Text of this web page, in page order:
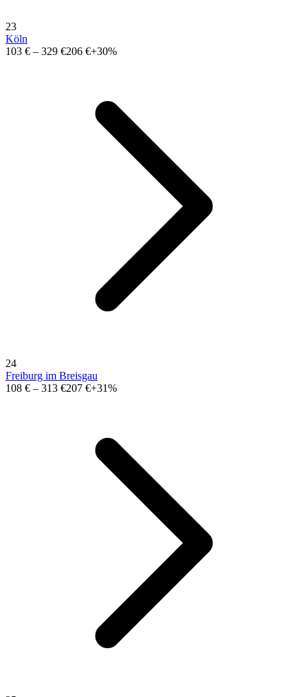
23
Köln
103 € – 329 €206 €+30%
24
Freiburg im Breisgau
108 € – 313 €207 €+31%